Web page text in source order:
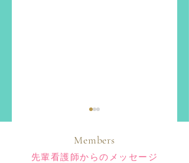
Members
先輩看護師からのメッセージ